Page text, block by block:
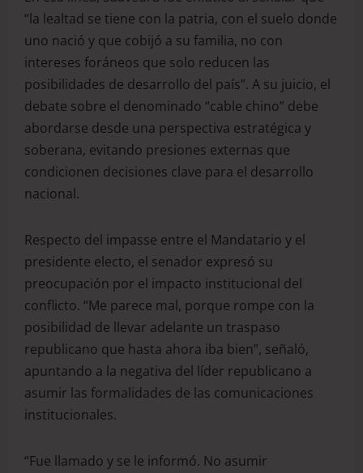
“la lealtad se tiene con la patria, con el suelo donde
uno nació y que cobijó a su familia, no con
intereses foráneos que solo reducen las
posibilidades de desarrollo del país”. A su juicio, el
debate sobre el denominado “cable chino” debe
abordarse desde una perspectiva estratégica y
soberana, evitando presiones externas que
condicionen decisiones clave para el desarrollo
nacional.
Respecto del impasse entre el Mandatario y el
presidente electo, el senador expresó su
preocupación por el impacto institucional del
conflicto. “Me parece mal, porque rompe con la
posibilidad de llevar adelante un traspaso
republicano que hasta ahora iba bien”, señaló,
apuntando a la negativa del líder republicano a
asumir las formalidades de las comunicaciones
institucionales.
“Fue llamado y se le informó. No asumir